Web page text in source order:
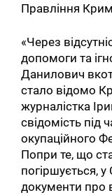
Правління
«Через
допомоги та
Данилович
стало відомо
журналістка
свідомість під
окупаційного
Попри те, що
погіршується,
документи про